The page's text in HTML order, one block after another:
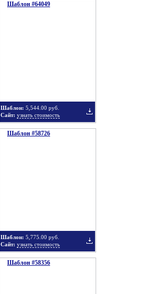
Шаблон #64049
Шаблон: 5,544.00 руб.
Сайт: узнать стоимость
Шаблон #58726
Шаблон: 5,775.00 руб.
Сайт: узнать стоимость
Шаблон #58356